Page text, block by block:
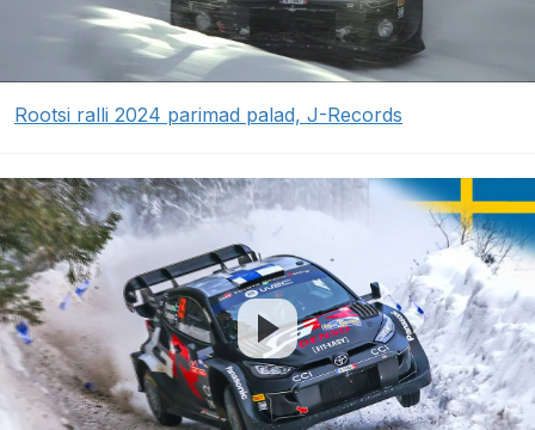
Rootsi ralli 2024 parimad palad, J-Records